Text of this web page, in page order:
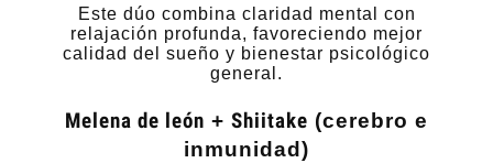
Este dúo combina claridad mental con
relajación profunda, favoreciendo mejor
calidad del sueño y bienestar psicológico
general.
Melena de león + Shiitake (cerebro e
inmunidad)